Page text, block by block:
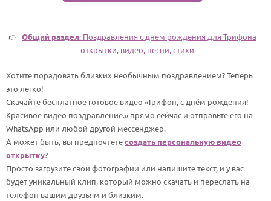
Мужчине
Папе
Детям
Все родственники
ПЕРСОНАЛЬНЫЕ
Пожелания
По именам
👉 Общий раздел: Поздравления с днем рождения для Трифона
— открытки, видео, песни, стихи
Хотите порадовать близких необычным поздравлением? Теперь
это легко!
Скачайте бесплатное готовое видео «Трифон, с днём рождения!
Красивое видео поздравление.» прямо сейчас и отправьте его на
WhatsApp или любой другой мессенджер.
А может быть, вы предпочтетесоздать персональную видео
открытку?
Просто загрузите свои фотографии или напишите текст, и у вас
будет уникальный клип, который можно скачать и переслать на
телефон вашим друзьям и близким.